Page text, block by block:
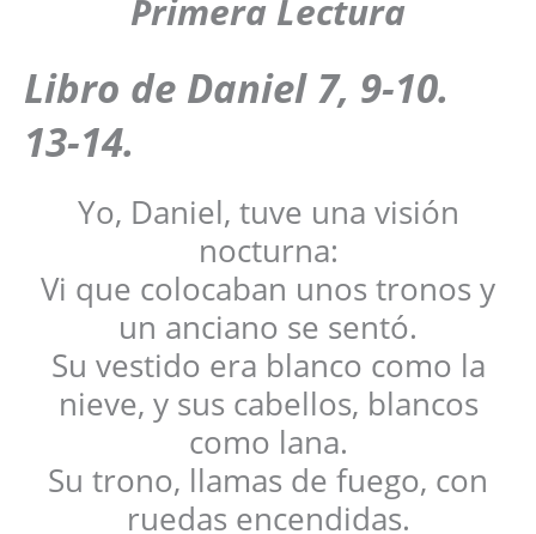
Primera Lectura
Libro de Daniel 7, 9-10.
13-14.
Yo, Daniel, tuve una visión
nocturna:
Vi que colocaban unos tronos y
un anciano se sentó.
Su vestido era blanco como la
nieve, y sus cabellos, blancos
como lana.
Su trono, llamas de fuego, con
ruedas encendidas.